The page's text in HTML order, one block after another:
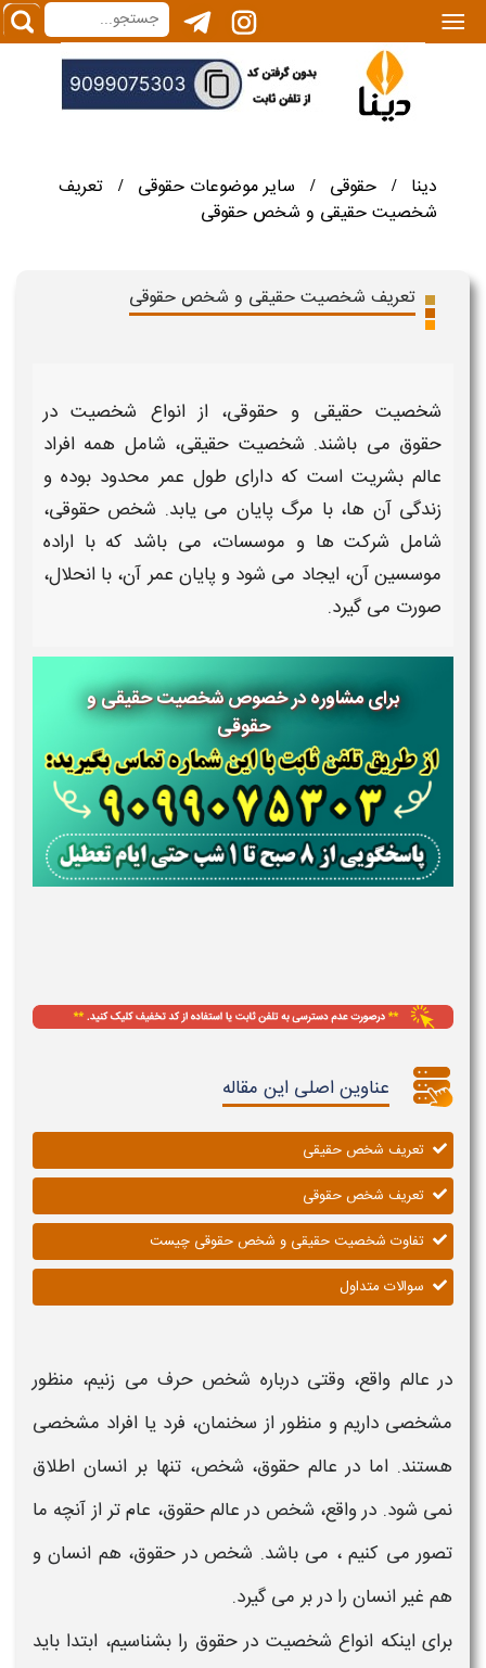
|||
دینا / حقوقی / سایر موضوعات حقوقی /
تعریف
شخصیت حقیقی و شخص حقوقی
تعریف شخصیت حقیقی و شخص حقوقی
شخصیت حقیقی و حقوقی، ازانواع شخصیت در
حقوق می باشند. شخصیت حقیقی، شامل همه افراد
عالم بشریت است که دارای طول عمر محدود بوده و
زندگی آن ها، با مرگ پایان می یابد. شخص حقوقی،
شامل شرکت ها و موسسات، می باشد که با اراده
موسسین آن، ایجاد می شود و پایان عمر آن، با انحلال،
صورت می گیرد.
برای مشاوره در خصوص شخصیت حقیقی و
حقوقی
عناوین اصلی این مقاله
تعریف شخص حقیقی
تعریف شخص حقوقی
تفاوت شخصیت حقیقی و شخص حقوقی چیست
سوالات متداول
در عالم واقع، وقتی درباره شخص حرف می زنیم، منظور
مشخصی داریم و منظور از سخنمان، فرد یا افراد مشخصی
هستند. اما در عالمحقوق، شخص، تنها بر انسان اطلاق
نمی شود. در واقع، شخص در عالمحقوق، عام تر از آنچه ما
تصور می کنیم ، می باشد. شخص درحقوق، هم انسان و
هم غیر انسان را در بر می گیرد.
برای اینکه انواع شخصیت در حقوق رابشناسیم، ابتدا باید